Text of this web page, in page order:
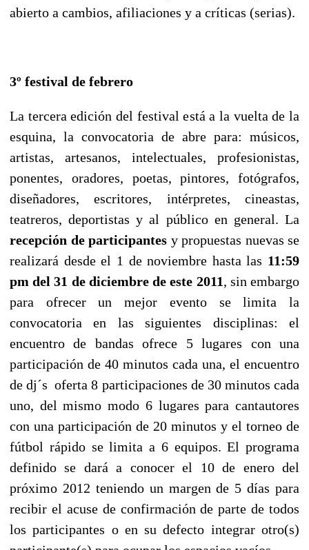
abierto a cambios, afiliaciones y a críticas (serias).
3º festival de febrero
La tercera edición del festival está a la vuelta de la
esquina, la convocatoria de abre para: músicos,
artistas, artesanos, intelectuales, profesionistas,
ponentes, oradores, poetas, pintores, fotógrafos,
diseñadores, escritores, intérpretes, cineastas,
teatreros, deportistas y al público en general. La
recepción de participantes y propuestas nuevas se
realizará desde el 1 de noviembre hasta las 11:59
pm del 31 de diciembre de este 2011, sin embargo
para ofrecer un mejor evento se limita la
convocatoria en las siguientes disciplinas: el
encuentro de bandas ofrece 5 lugares con una
participación de 40 minutos cada una, el encuentro
de dj´s oferta 8 participaciones de 30 minutos cada
uno, del mismo modo 6 lugares para cantautores
con una participación de 20 minutos y el torneo de
fútbol rápido se limita a 6 equipos. El programa
definido se dará a conocer el 10 de enero del
próximo 2012 teniendo un margen de 5 días para
recibir el acuse de confirmación de parte de todos
los participantes o en su defecto integrar otro(s)